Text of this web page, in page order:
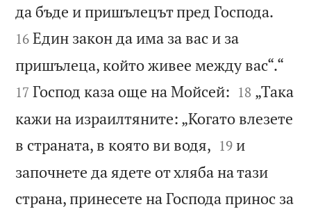
да бъде и пришълецът пред Господа.
16 Един закон да има за вас и за
пришълеца, който живее между вас“.“
17 Господ каза още на Мойсей: 

18 „Така
кажи на израилтяните: „Когато влезете
в страната, в която ви водя, 

19 и
започнете да ядете от хляба на тази
страна, принесете на Господа принос за